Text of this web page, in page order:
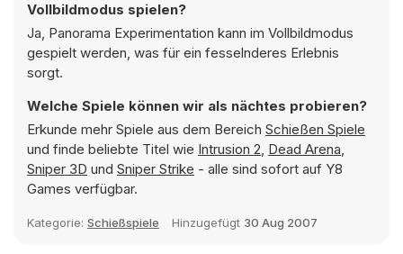
Vollbildmodus spielen?
Ja, Panorama Experimentation kann im Vollbildmodus
gespielt werden, was für ein fesselnderes Erlebnis
sorgt.
Welche Spiele können wir als nächtes probieren?
Erkunde mehr Spiele aus dem Bereich Schießen Spiele
und finde beliebte Titel wie Intrusion 2, Dead Arena,
Sniper 3D und Sniper Strike - alle sind sofort auf Y8
Games verfügbar.
Kategorie: Schießspiele Hinzugefügt 30 Aug 2007